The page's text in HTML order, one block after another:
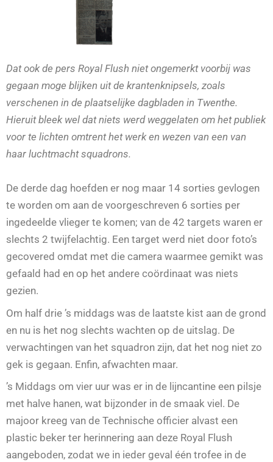
Dat ook de pers Royal Flush niet ongemerkt voorbij was
gegaan moge blijken uit de krantenknipsels, zoals
verschenen in de plaatselijke dagbladen in Twenthe.
Hieruit bleek wel dat niets werd weggelaten om het publiek
voor te lichten omtrent het werk en wezen van een van
haar luchtmacht squadrons.
De derde dag hoefden er nog maar 14 sorties gevlogen
te worden om aan de voorgeschreven 6 sorties per
ingedeelde vlieger te komen; van de 42 targets waren er
slechts 2 twijfelachtig. Een target werd niet door foto’s
gecovered omdat met die camera waarmee gemikt was
gefaald had en op het andere coördinaat was niets
gezien.
Om half drie ’s middags was de laatste kist aan de grond
en nu is het nog slechts wachten op de uitslag. De
verwachtingen van het squadron zijn, dat het nog niet zo
gek is gegaan. Enfin, afwachten maar.
’s Middags om vier uur was er in de lijncantine een pilsje
met halve hanen, wat bijzonder in de smaak viel. De
majoor kreeg van de Technische officier alvast een
plastic beker ter herinnering aan deze Royal Flush
aangeboden, zodat we in ieder geval één trofee in de